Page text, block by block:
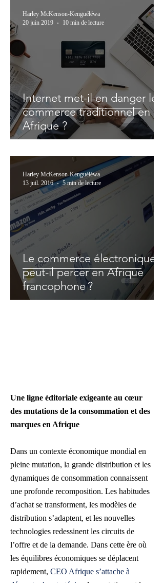
Internet met-il en danger le
commerce traditionnel en
Afrique ?
Harley McKenson-Kenguéléwa
20 juin 2019
10 min de lecture
Le commerce électronique
peut-il percer en Afrique
francophone ?
Harley McKenson-Kenguéléwa
13 juil. 2016
5 min de lecture
Une ligne éditoriale exigeante au cœur
des mutations de la consommation et des
marques en Afrique
Dans un contexte économique mondial en
pleine mutation, la grande distribution et les
dynamiques de consommation connaissent
une profonde recomposition. Les habitudes
d’achat se transforment, les modèles de
distribution s’adaptent, et les nouvelles
technologies redessinent les circuits de
l’offre et de la demande. Dans cette ère où
les équilibres économiques se déplacent
rapidement, CEO Afrique s’attache à